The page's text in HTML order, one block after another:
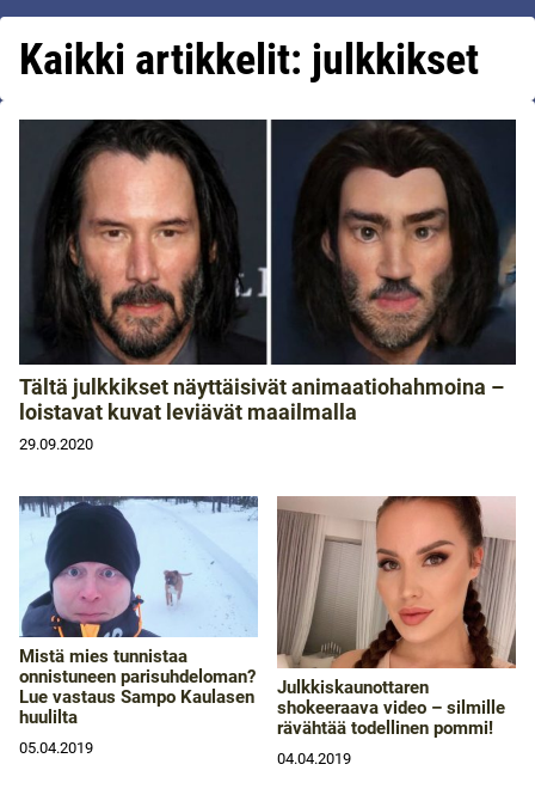
Kaikki artikkelit: julkkikset
Tältä julkkikset näyttäisivät animaatiohahmoina –
loistavat kuvat leviävät maailmalla
29.09.2020
Mistä mies tunnistaa
onnistuneen parisuhdeloman?
Lue vastaus Sampo Kaulasen
huulilta
05.04.2019
Julkkiskaunottaren
shokeeraava video – silmille
rävähtää todellinen pommi!
04.04.2019